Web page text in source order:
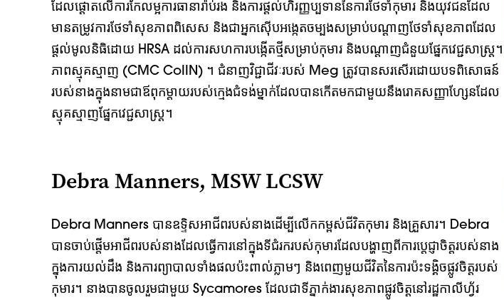
ដែលផ្តោតលើការកែលម្អការធានារ៉ាប់រង និងការផ្តល់ហិរញ្ញប្បទាននៃការថែទាំកុមារ និងយុវជនដែល
មានតម្រូវការថែទាំសុខភាពពិសេស និងជាអ្នកស៊ើបអង្កេតចម្បងសម្រាប់បណ្តាញថែទាំសុខភាពដែល
ផ្តល់មូលនិធិដោយ HRSA ដល់ការសហការបង្កើតថ្មីសម្រាប់កុមារ និងបណ្តាញជំនួយផ្នែកវេជ្ជសាស្ត្រ។
ភាពស្មុគស្មាញ (CMC CoIIN) ។ ជំនាញវិជ្ជាជីវៈរបស់ Meg ត្រូវបានសរសើរដោយបទពិសោធន៍
របស់នាងក្នុងនាមជាឪពុកម្តាយរបស់ក្មេងជំទង់ម្នាក់ដែលបានកើតមកជាមួយនឹងរោគសញ្ញាហ្សែនដែល
ស្មុគស្មាញផ្នែកវេជ្ជសាស្ត្រ។
Debra Manners, MSW LCSW
Debra Manners បាន​ឧទ្ទិស​អាជីព​របស់​នាង​ដើម្បី​លើក​កម្ពស់​ជីវិត​កុមារ និង​គ្រួសារ។ Debra
បានចាប់ផ្តើមអាជីពរបស់នាងដែលធ្វើការនៅក្នុងទីជំរករបស់កុមារដែលបង្ហាញពីការប្តេជ្ញាចិត្តរបស់នាង
ក្នុងការយល់ដឹង និងការព្យាបាលទាំងផលប៉ះពាល់ភ្លាមៗ និងពេញមួយជីវិតនៃការប៉ះទង្គិចផ្លូវចិត្តរបស់
កុមារ។ នាងបានចូលរួមជាមួយ Sycamores ដែលជាទីភ្នាក់ងារសុខភាពផ្លូវចិត្តនៅរដ្ឋកាលីហ្វ័រ